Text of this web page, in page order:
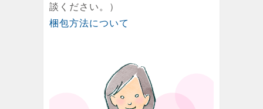
談ください。）
梱包方法について